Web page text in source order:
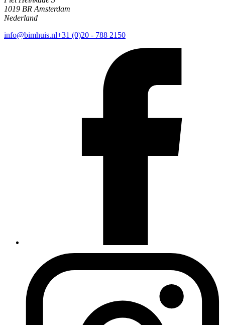
1019 BR Amsterdam
Nederland
info@bimhuis.nl+31 (0)20 - 788 2150